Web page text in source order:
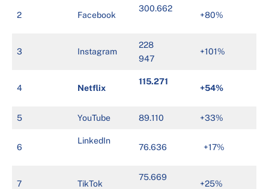
2 Facebook
300.662
+80%
3 Instagram
228
947
+101%
4 Netflix
115.271
+54%
5 YouTube 89.110 +33%
6
LinkedIn
76.636 +17%
7 TikTok
75.669
+25%